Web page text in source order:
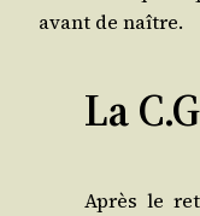
avant de naître.
La
Après le